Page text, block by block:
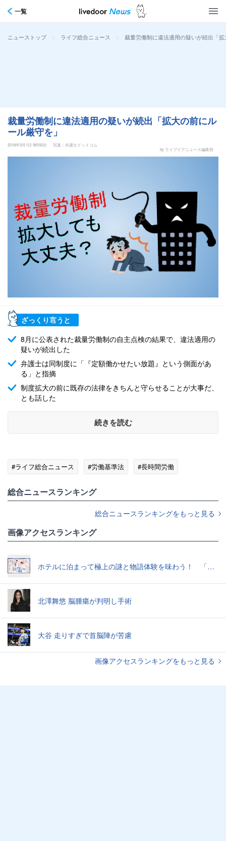
一覧
ニューストップ > ライフ総合ニュース > 裁量労働制に違法適用の疑いが続出「
裁量労働制に違法適用の疑いが続出「拡大の前にル
ール厳守を」
2018年9月1日 9時50分
写真：弁護士ドットコム
by ライブドアニュース編集部
ざっくり言うと
8月に公表された裁量労働制の自主点検の結果で、違法適用の
疑いが続出した
弁護士は同制度に「『定額働かせたい放題』という側面があ
る」と指摘
制度拡大の前に既存の法律をきちんと守らせることが大事だ、
とも話した
続きを読む
#ライフ総合ニュース #労働基準法 #長時間労働
総合ニュースランキング
総合ニュースランキングをもっと見る
画像アクセスランキング
ホテルに泊まって極上の謎と物語体験を味わう！ 「真夜中のミステリーウェディングからの脱出」で“超没入”体験してきた
北澤舞悠 脳腫瘍が判明し手術
大谷 走りすぎで首脳陣が苦慮
画像アクセスランキングをもっと見る